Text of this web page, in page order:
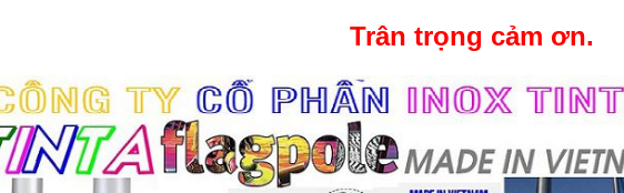
Trân trọng cảm ơn.